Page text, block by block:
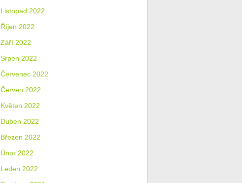
Listopad 2022
Říjen 2022
Září 2022
Srpen 2022
Červenec 2022
Červen 2022
Květen 2022
Duben 2022
Březen 2022
Únor 2022
Leden 2022